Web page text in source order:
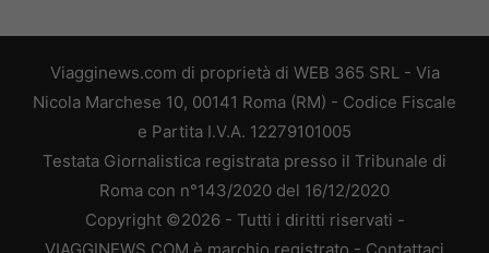
Viagginews.com di proprietà di WEB 365 SRL - Via
Nicola Marchese 10, 00141 Roma (RM) - Codice Fiscale
e Partita I.V.A. 12279101005
Testata Giornalistica registrata presso il Tribunale di
Roma con n°143/2020 del 16/12/2020
Copyright ©2026 - Tutti i diritti riservati -